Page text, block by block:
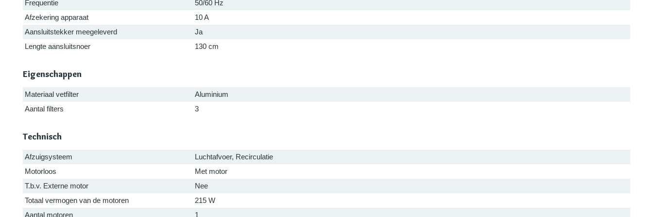
Frequentie
50/60 Hz
Afzekering apparaat
10 A
Aansluitstekker meegeleverd
Ja
Lengte aansluitsnoer
130 cm
Eigenschappen
Materiaal vetfilter
Aluminium
Aantal filters
3
Technisch
Afzuigsysteem
Luchtafvoer, Recirculatie
Motorloos
Met motor
T.b.v. Externe motor
Nee
Totaal vermogen van de motoren
215 W
Aantal motoren
1